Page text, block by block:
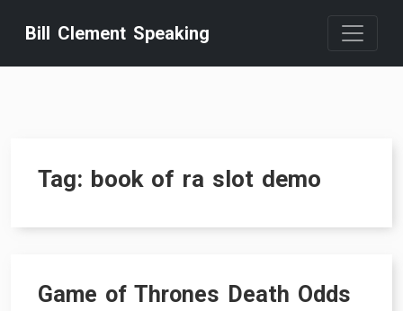
content
Bill Clement Speaking
Tag: book of ra slot demo
Game of Thrones Death Odds